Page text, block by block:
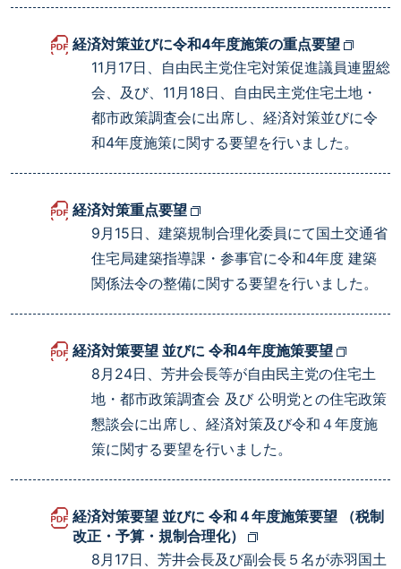
経済対策並びに令和4年度施策の重点要望
11月17日、自由民主党住宅対策促進議員連盟総
会、及び、11月18日、自由民主党住宅土地・
都市政策調査会に出席し、経済対策並びに令
和4年度施策に関する要望を行いました。
経済対策重点要望
9月15日、建築規制合理化委員にて国土交通省
住宅局建築指導課・参事官に令和4年度 建築
関係法令の整備に関する要望を行いました。
経済対策要望 並びに 令和4年度施策要望
8月24日、芳井会長等が自由民主党の住宅土
地・都市政策調査会 及び 公明党との住宅政策
懇談会に出席し、経済対策及び令和４年度施
策に関する要望を行いました。
経済対策要望 並びに 令和４年度施策要望 （税制
改正・予算・規制合理化）
8月17日、芳井会長及び副会長５名が赤羽国土